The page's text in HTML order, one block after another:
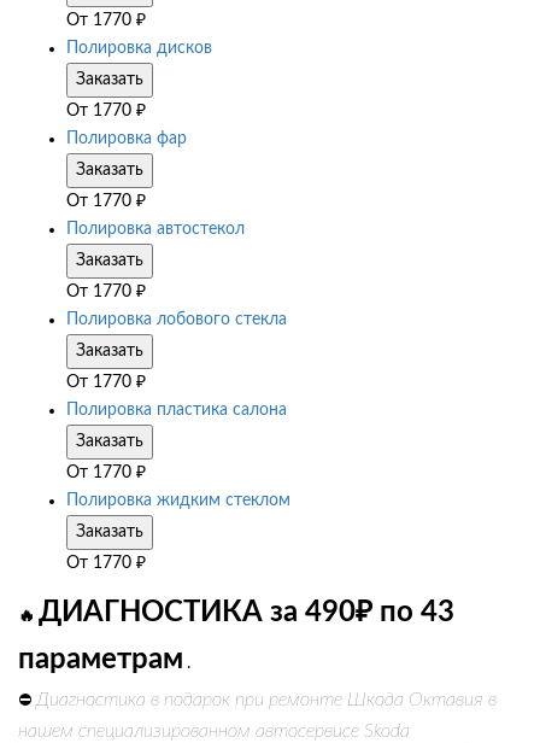
От 1770 ₽
Полировка дисков
Заказать
От 1770 ₽
Полировка фар
Заказать
От 1770 ₽
Полировка автостекол
Заказать
От 1770 ₽
Полировка лобового стекла
Заказать
От 1770 ₽
Полировка пластика салона
Заказать
От 1770 ₽
Полировка жидким стеклом
Заказать
От 1770 ₽
🔥 ДИАГНОСТИКА за 490₽ по 43
параметрам .
⛔ Диагностика в подарок при ремонте Шкода Октавия в
нашем специализированном автосервисе Skoda